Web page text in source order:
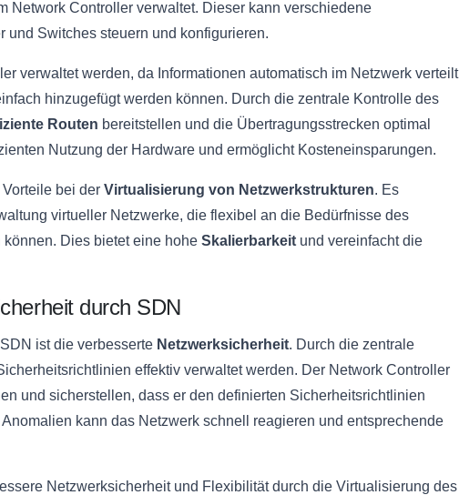
Network Controller verwaltet. Dieser kann verschiedene
und Switches steuern und konfigurieren.
verwaltet werden, da Informationen automatisch im Netzwerk verteilt
hinzugefügt werden können. Durch die zentrale Kontrolle des
Routen bereitstellen und die Übertragungsstrecken optimal
Nutzung der Hardware und ermöglicht Kosteneinsparungen.
bei der Virtualisierung von Netzwerkstrukturen. Es
virtueller Netzwerke, die flexibel an die Bedürfnisse des
Dies bietet eine hohe Skalierbarkeit und vereinfacht die
durch SDN
ist die verbesserte Netzwerksicherheit. Durch die zentrale
effektiv verwaltet werden. Der Network Controller
und sicherstellen, dass er den definierten Sicherheitsrichtlinien
kann das Netzwerk schnell reagieren und entsprechende
Netzwerksicherheit und Flexibilität durch die Virtualisierung des